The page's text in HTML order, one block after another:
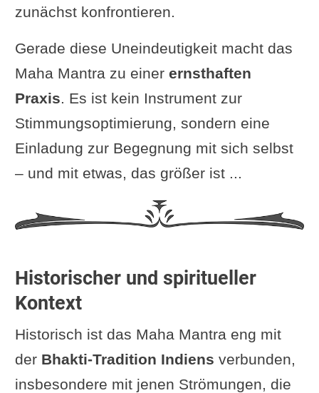
zunächst konfrontieren.
Gerade diese Uneindeutigkeit macht das
Maha Mantra zu einer ernsthaften
Praxis. Es ist kein Instrument zur
Stimmungsoptimierung, sondern eine
Einladung zur Begegnung mit sich selbst
– und mit etwas, das größer ist ...
Historischer und spiritueller
Kontext
Historisch ist das Maha Mantra eng mit
der Bhakti-Tradition Indiens verbunden,
insbesondere mit jenen Strömungen, die